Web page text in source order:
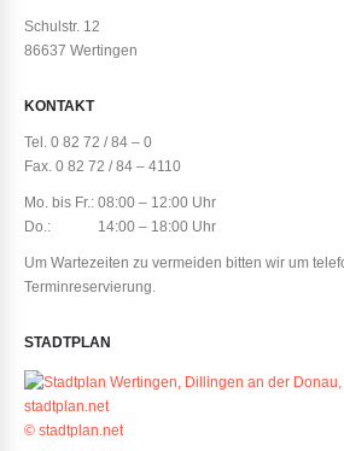
Schulstr. 12
86637 Wertingen
KONTAKT
Tel. 0 82 72 / 84 – 0
Fax. 0 82 72 / 84 – 4110
Mo. bis Fr.: 08:00 – 12:00 Uhr
Do.: 14:00 – 18:00 Uhr
Um Wartezeiten zu vermeiden bitten wir um
Terminreservierung.
STADTPLAN
© stadtplan.net